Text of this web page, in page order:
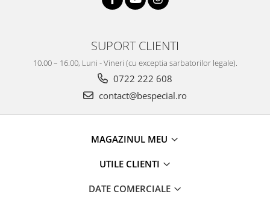
SUPORT CLIENTI
10.00 – 16.00, Luni - Vineri (cu exceptia sarbatorilor legale).
0722 222 608
contact@bespecial.ro
MAGAZINUL MEU
UTILE CLIENTI
DATE COMERCIALE